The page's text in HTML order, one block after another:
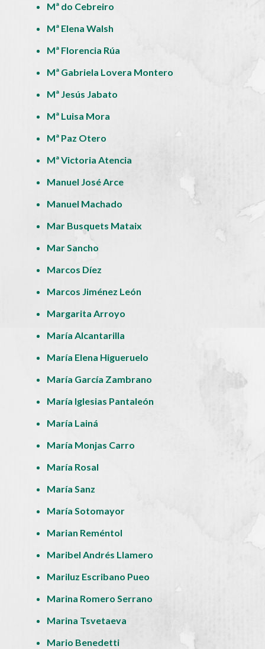
Mª do Cebreiro
Mª Elena Walsh
Mª Florencia Rúa
Mª Gabriela Lovera Montero
Mª Jesús Jabato
Mª Luisa Mora
Mª Paz Otero
Mª Victoria Atencia
Manuel José Arce
Manuel Machado
Mar Busquets Mataix
Mar Sancho
Marcos Díez
Marcos Jiménez León
Margarita Arroyo
María Alcantarilla
María Elena Higueruelo
María García Zambrano
María Iglesias Pantaleón
María Lainá
María Monjas Carro
María Rosal
María Sanz
María Sotomayor
Marian Reméntol
Maribel Andrés Llamero
Mariluz Escribano Pueo
Marina Romero Serrano
Marina Tsvetaeva
Mario Benedetti